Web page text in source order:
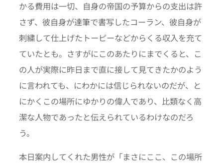
かる費用は一切、自身の帝国の予算からの支出は許
さず、彼自身が達筆で書写したコーラン、彼自身が
刺繍して仕上げたトーピーなどからくる収入を充て
ていたとも。さすがにこのあたりにまでくると、こ
の人が実際に昨日まで直に接して見てきたかのよう
に言われても、にわかには信じられないのだが、と
にかくこの場所にゆかりの偉人であり、比類なく高
潔な人物であったと伝えられているわけなのだろ
う。
本日案内してくれた男性が「まさにここ、この場所